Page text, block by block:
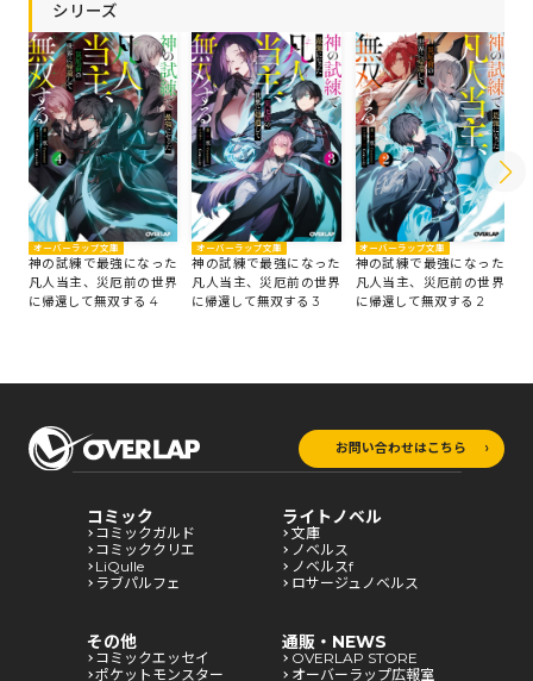
シリーズ
オーバーラップ文庫
神の試練で最強になった
凡人当主、災厄前の世界
に帰還して無双する 4
オーバーラップ文庫
神の試練で最強になった
凡人当主、災厄前の世界
に帰還して無双する 3
オーバーラップ文庫
神の試練で最強になった
凡人当主、災厄前の世界
に帰還して無双する 2
お問い合わせはこちら
コミック
コミックガルド
コミッククリエ
LiQulle
ラブパルフェ
ライトノベル
文庫
ノベルス
ノベルスf
ロサージュノベルス
その他
コミックエッセイ
ポケットモンスター
通販・NEWS
OVERLAP STORE
オーバーラップ広報室